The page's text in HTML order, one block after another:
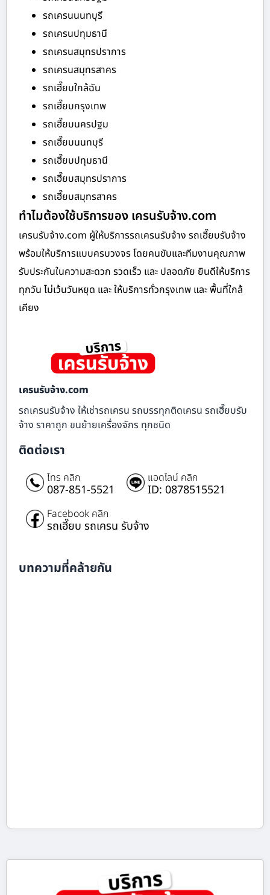
รถเครนนนทบุรี
รถเครนปทุมธานี
รถเครนสมุทรปราการ
รถเครนสมุทรสาคร
รถเฮี๊ยบใกล้ฉัน
รถเฮี๊ยบกรุงเทพ
รถเฮี๊ยบนครปฐม
รถเฮี๊ยบนนทบุรี
รถเฮี๊ยบปทุมธานี
รถเฮี๊ยบสมุทรปราการ
รถเฮี๊ยบสมุทรสาคร
ทำไมต้องใช้บริการของ เครนรับจ้าง.com
เครนรับจ้าง.com ผู้ให้บริการรถเครนรับจ้าง รถเฮี๊ยบรับจ้าง
พร้อมให้บริการแบบครบวงจร โดยคนขับและทีมงานคุณภาพ
รับประกันในความสะดวก รวดเร็ว และ ปลอดภัย ยินดีให้บริการ
ทุกวัน ไม่เว้นวันหยุด และ ให้บริการทั่วกรุงเทพ และ พื้นที่ใกล้
เคียง
เครนรับจ้าง.com
รถเครนรับจ้าง ให้เช่ารถเครน รถบรรทุกติดเครน รถเฮี๊ยบรับ
จ้าง ราคาถูก ขนย้ายเครื่องจักร ทุกชนิด
ติดต่อเรา
โทร คลิก
087-851-5521
แอดไลน์ คลิก
ID: 0878515521
Facebook คลิก
รถเฮี๊ยบ รถเครน รับจ้าง
บทความที่คล้ายกัน